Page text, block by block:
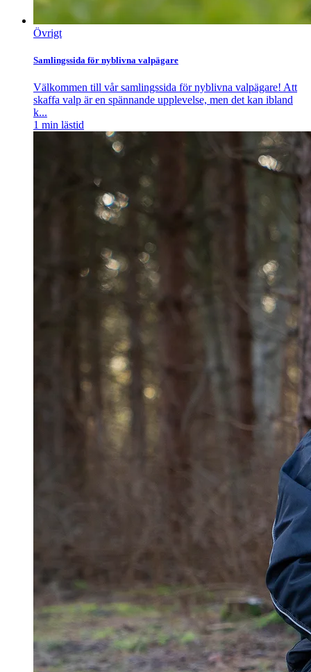
Övrigt
Samlingssida för nyblivna valpägare
Välkommen till vår samlingssida för nyblivna valpägare! Att
skaffa valp är en spännande upplevelse, men det kan ibland
k...
1 min lästid